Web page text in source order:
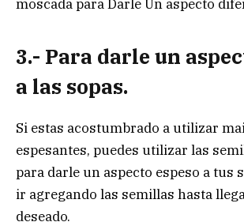
moscada para Darle Un aspecto
3.- Para darle un
a las sopas.
Si estas acostumbrado a utilizar
espesantes, puedes utilizar las
para darle un aspecto espeso a tus
ir agregando las semillas hasta
deseado.